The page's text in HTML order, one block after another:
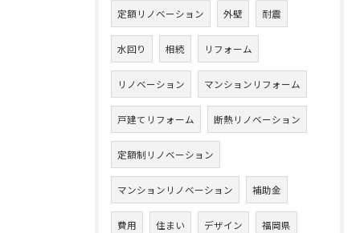
定額リノベーション 外壁 耐震
水回り 相続 リフォーム
リノベーション マンションリフォーム
戸建てリフォーム 断熱リノベーション
定額制リノベーション
マンションリノベーション 補助金
費用 住まい デザイン 福岡県